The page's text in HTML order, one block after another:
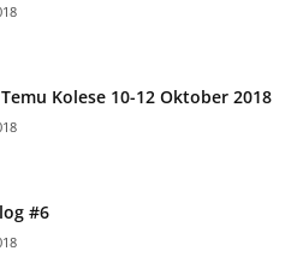
Kolese 10-12 Oktober 2018
#6